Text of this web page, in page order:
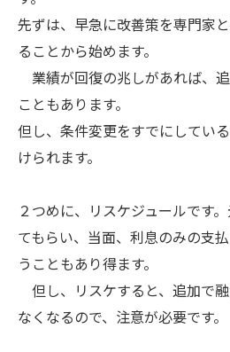
先ずは、早急に改善策を専門家
ることから始めます。
業績が回復の兆しがあれば、
こともあります。
但し、条件変更をすでにしてい
けられます。
２つめに、リスケジュールです
てもらい、当面、利息のみの支
うこともあり得ます。
但し、リスケすると、追加で
なくなるので、注意が必要です。